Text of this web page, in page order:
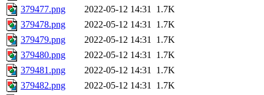
379477.png
2022-05-12 14:31 1.7K
379478.png
2022-05-12 14:31 1.7K
379479.png
2022-05-12 14:31 1.7K
379480.png
2022-05-12 14:31 1.7K
379481.png
2022-05-12 14:31 1.7K
379482.png
2022-05-12 14:31 1.7K